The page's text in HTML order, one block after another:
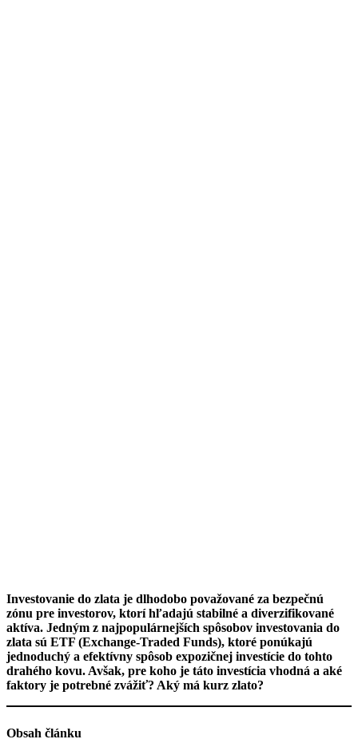
Investovanie do zlata je dlhodobo považované za bezpečnú
zónu pre investorov, ktorí hľadajú stabilné a diverzifikované
aktíva. Jedným z najpopulárnejších spôsobov investovania do
zlata sú ETF (Exchange-Traded Funds), ktoré ponúkajú
jednoduchý a efektívny spôsob expozičnej investície do tohto
drahého kovu. Avšak, pre koho je táto investícia vhodná a aké
faktory je potrebné zvážiť? Aký má kurz zlato?
Obsah článku